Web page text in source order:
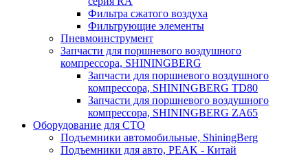
Фильтра сжатого воздуха
Фильтрующие элементы
Пневмоинструмент
Запчасти для поршневого воздушного
компрессора, SHININGBERG
Запчасти для поршневого воздушного
компрессора, SHININGBERG TD80
Запчасти для поршневого воздушного
компрессора, SHININGBERG ZA65
Оборудование для СТО
Подъемники автомобильные, ShiningBerg
Подъемники для авто, PEAK - Китай